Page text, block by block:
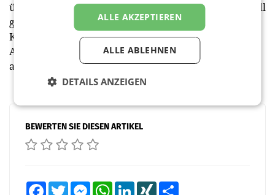
überglücklich. Die „Standln“ mit heimischem, liebevoll
gefertigtem Handwerk und kulinarischen
Köstlichkeiten aus der Region fanden immensen
Anklang. Und die Standbetreiber freuen sich schon
auf die Kaiser Wiesn 2024.
BEWERTEN SIE DIESEN ARTIKEL
FacebookTwitter MessengerWhatsAppLinkedInXING
ALLE AKZEPTIEREN
ALLE ABLEHNEN
DETAILS ANZEIGEN